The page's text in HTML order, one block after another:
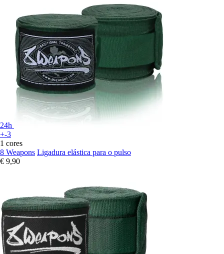
24h
+-3
1 cores
8 Weapons Ligadura elástica para o pulso
€ 9,90